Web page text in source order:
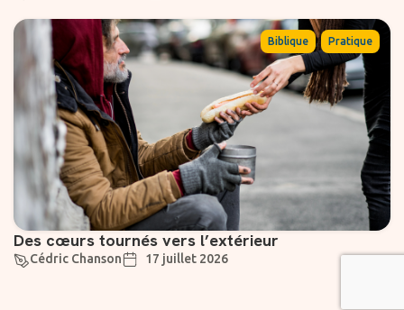
Biblique , Pratique
Des cœurs tournés vers l’extérieur
Cédric Chanson 17 juillet 2026